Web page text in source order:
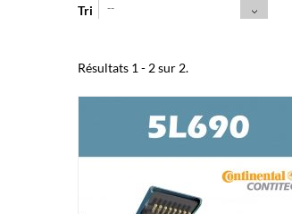
Tri --
Résultats 1 - 2 sur 2.